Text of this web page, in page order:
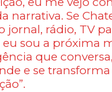
narrativa. Se
jornal, rádio, TV
eu sou a próxima
que
e se